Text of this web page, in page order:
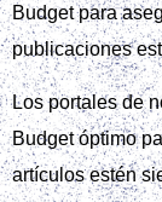
Budget para
publicaciones
Los portales de
Budget óptimo
artículos estén